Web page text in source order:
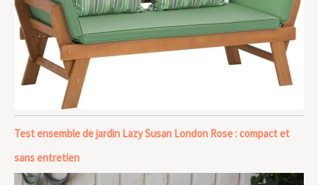
Test ensemble de jardin Lazy Susan London Rose : compact et
sans entretien